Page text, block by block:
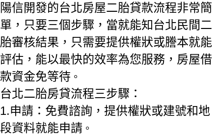
陽信開發的台北房屋二胎貸款流程非常簡
單，只要三個步驟，當就能知台北民間二
胎審核結果，只需要提供權狀或謄本就能
評估，能以最快的效率為您服務，房屋借
款資金免等待 。
台北二胎房貸流程三步驟：
1.申請：免費諮詢， 提供權狀或建號和地
段資料就能申請 。